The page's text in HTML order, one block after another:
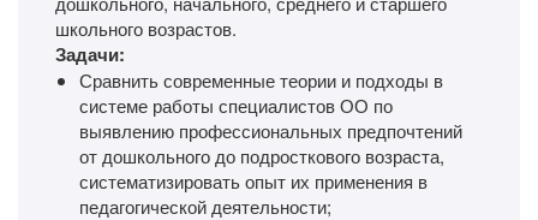
школьного возрастов.
Задачи:
Сравнить современные теории и подходы в
системе работы специалистов ОО по
выявлению профессиональных предпочтений
от дошкольного до подросткового возраста,
систематизировать опыт их применения в
педагогической деятельности;